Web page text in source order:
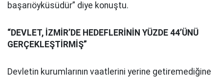
başarıöyküsüdür” diye konuştu.
“DEVLET, İZMİR’DE HEDEFLERİNİN YÜZDE 44’ÜNÜ
GERÇEKLEŞTİRMİŞ”
Devletin kurumlarının vaatlerini yerine getiremediğine